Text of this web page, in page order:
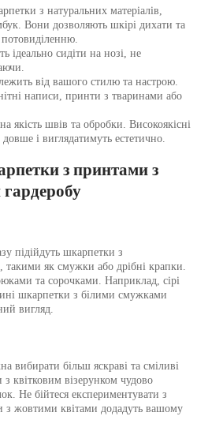
з натуральних матеріалів,
Вони дозволяють шкірі дихати та
ідеально сидіти на нозі, не
від вашого стилю та настрою.
написи, принти з тваринами або
якість швів та обробки. Високоякісні
і виглядатимуть естетично.
з принтами з
підійдуть шкарпетки з
такими як смужки або дрібні крапки.
та сорочками. Наприклад, сірі
шкарпетки з білими смужками
вигляд.
вибирати більш яскраві та сміливі
квітковим візерунком чудово
Не бійтеся експериментувати з
з жовтими квітами додадуть вашому